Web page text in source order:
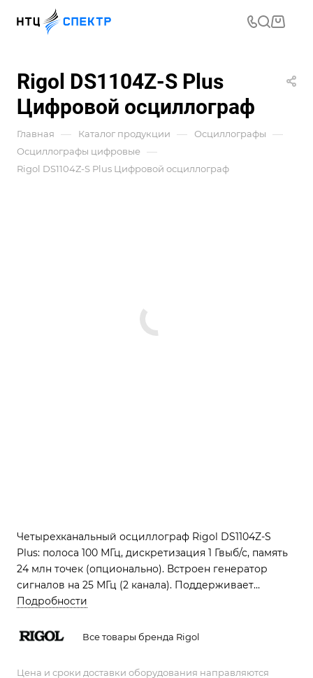
Rigol DS1104Z-S Plus
Цифровой осциллограф
Главная — Каталог продукции — Осциллографы —
Осциллографы цифровые —
Rigol DS1104Z-S Plus Цифровой осциллограф
Четырехканальный осциллограф Rigol DS1104Z-S
Plus: полоса 100 МГц, дискретизация 1 Гвыб/с, память
24 млн точек (опционально). Встроен генератор
сигналов на 25 МГц (2 канала). Поддерживает
декодирование шин и установку логического
инструмент.
Подробности
Все товары бренда Rigol
Цена и сроки доставки оборудования направляются